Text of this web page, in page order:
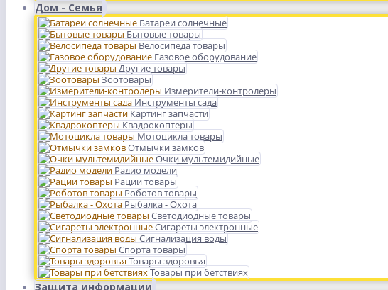
Дом - Семья
Батареи солнечные
Бытовые товары
Велосипеда товары
Газовое оборудование
Другие товары
Зоотовары
Измерители-контролеры
Инструменты сада
Картинг запчасти
Квадрокоптеры
Мотоцикла товары
Отмычки замков
Очки мультемидийные
Радио модели
Рации товары
Роботов товары
Рыбалка - Охота
Светодиодные товары
Сигареты электронные
Сигнализация воды
Спорта товары
Товары здоровья
Товары при бетствиях
Защита информации